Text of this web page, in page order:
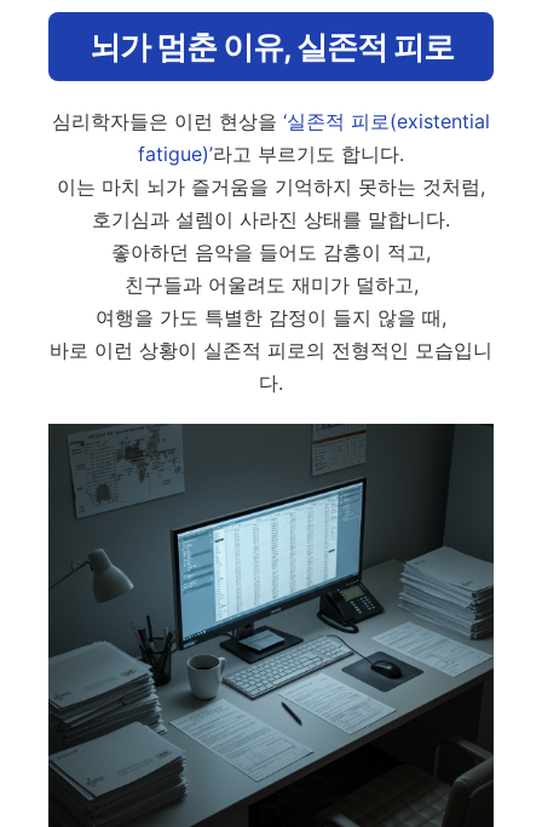
뇌가 멈춘 이유, 실존적 피로
심리학자들은 이런 현상을 ‘실존적 피로(existential
fatigue)’라고 부르기도 합니다.
이는 마치 뇌가 즐거움을 기억하지 못하는 것처럼,
호기심과 설렘이 사라진 상태를 말합니다.
좋아하던 음악을 들어도 감흥이 적고,
친구들과 어울려도 재미가 덜하고,
여행을 가도 특별한 감정이 들지 않을 때,
바로 이런 상황이 실존적 피로의 전형적인 모습입니
다.